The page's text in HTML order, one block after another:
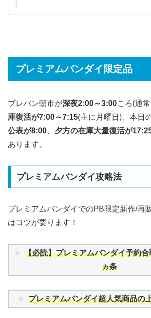
プレミアムバンダイ限定品
プレバン朝市が深夜2:00～3:00ころ(通常
庫復活が7:00～7:15(主に月曜日)、本日
公表が8:00
夕方の在庫大量復活が
あります。
プレミアムバンダイ攻略法
プレミアムバンダイでのPB限定新作/再
はコツが要ります！
【必読】プレミアムバンダイ予約
ヵ条
プレミアムバンダイ超人気商品の